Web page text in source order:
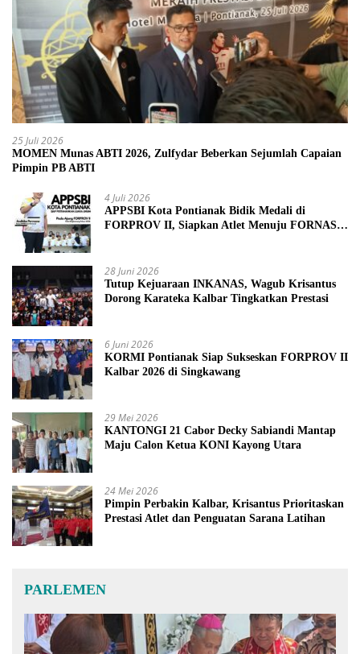
25 Juli 2026
MOMEN Munas ABTI 2026, Zulfydar Beberkan Sejumlah Capaian
Pimpin PB ABTI
4 Juli 2026
APPSBI Kota Pontianak Bidik Medali di
FORPROV II, Siapkan Atlet Menuju FORNAS
28 Juni 2026
Tutup Kejuaraan INKANAS, Wagub Krisantus
Dorong Karateka Kalbar Tingkatkan Prestasi
6 Juni 2026
KORMI Pontianak Siap Sukseskan FORPROV II
Kalbar 2026 di Singkawang
29 Mei 2026
KANTONGI 21 Cabor Decky Sabiandi Mantap
Maju Calon Ketua KONI Kayong Utara
24 Mei 2026
Pimpin Perbakin Kalbar, Krisantus Prioritaskan
Prestasi Atlet dan Penguatan Sarana Latihan
PARLEMEN